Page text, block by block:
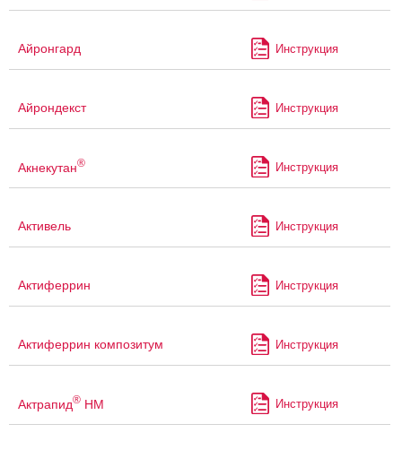
Айронгард Инструкция
Айрондекст Инструкция
Акнекутан® Инструкция
Активель Инструкция
Актиферрин Инструкция
Актиферрин композитум Инструкция
Актрапид® НМ Инструкция